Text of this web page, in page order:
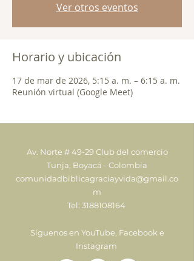
Ver otros eventos
Horario y ubicación
17 de mar de 2026, 5:15 a. m. – 6:15 a. m.
Reunión virtual (Google Meet)
Av. Norte # 49-29 Club del comercio
Tunja, Boyacá - Colombia
comunidadbiblicagraciayvida@gmail.co
m
Tel: 3188108164
Síguenos en YouTube, Facebook e
Instagram